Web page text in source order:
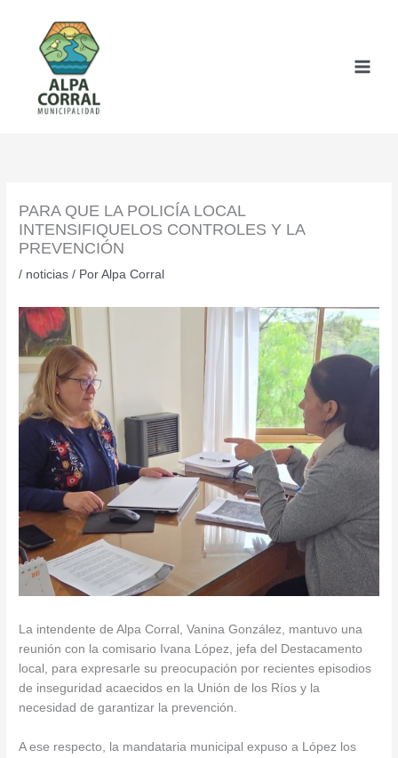
contenido
PARA QUE LA POLICÍA LOCAL
INTENSIFIQUELOS CONTROLES Y LA
PREVENCIÓN
/ noticias / PorAlpa Corral
La intendente de Alpa Corral, Vanina González, mantuvo una
reunión con la comisario Ivana López, jefa del Destacamento
local, para expresarle su preocupación por recientes episodios
de inseguridad acaecidos en la Unión de los Ríos y la
necesidad de garantizar la prevención.
A ese respecto, la mandataria municipal expuso a López los